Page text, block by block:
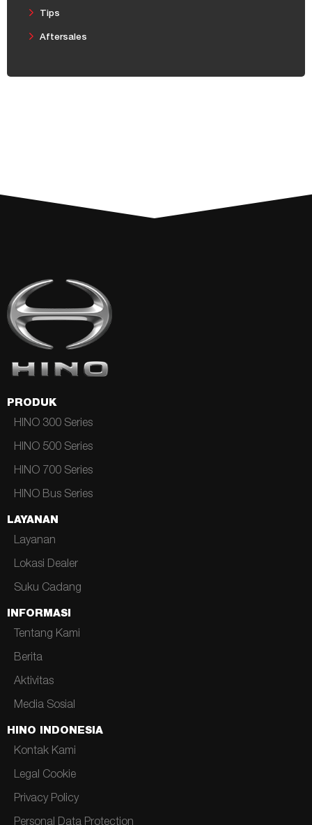
Tips
Aftersales
PRODUK
HINO 300 Series
HINO 500 Series
HINO 700 Series
HINO Bus Series
LAYANAN
Layanan
Lokasi Dealer
Suku Cadang
INFORMASI
Tentang Kami
Berita
Aktivitas
Media Sosial
HINO INDONESIA
Kontak Kami
Legal Cookie
Privacy Policy
Personal Data Protection